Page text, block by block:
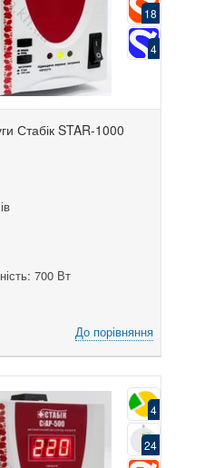
18
4
Стабік STAR-1000
700 Вт
До порівняння
4
24